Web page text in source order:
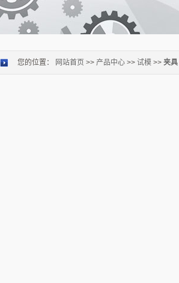
您的位置： 网站首页 >> 产品中心 >> 试模 >> 夹具